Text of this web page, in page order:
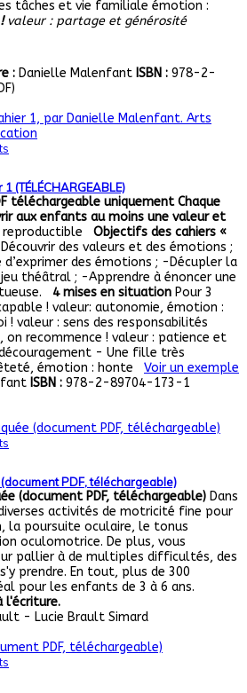
tâches et vie familiale émotion :
valeur : partage et générosité
: Danielle Malenfant ISBN : 978-2-
(TÉLÉCHARGEABLE)
téléchargeable uniquement Chaque
aux enfants au moins une valeur et
reproductible Objectifs des cahiers «
des valeurs et des émotions ;
des émotions ; -Décupler la
théâtral ; -Apprendre à énoncer une
4 mises en situation Pour 3
! valeur: autonomie, émotion :
valeur : sens des responsabilités
recommence ! valeur : patience et
- Une fille très
émotion : honte Voir un exemple
ISBN : 978-2-89704-173-1
PDF, téléchargeable)
(document PDF, téléchargeable) Dans
activités de motricité fine pour
la poursuite oculaire, le tonus
oculomotrice. De plus, vous
pallier à de multiples difficultés, des
prendre. En tout, plus de 300
pour les enfants de 3 à 6 ans.
l'écriture.
- Lucie Brault Simard